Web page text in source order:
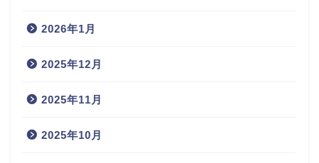
2026年1月
2025年12月
2025年11月
2025年10月